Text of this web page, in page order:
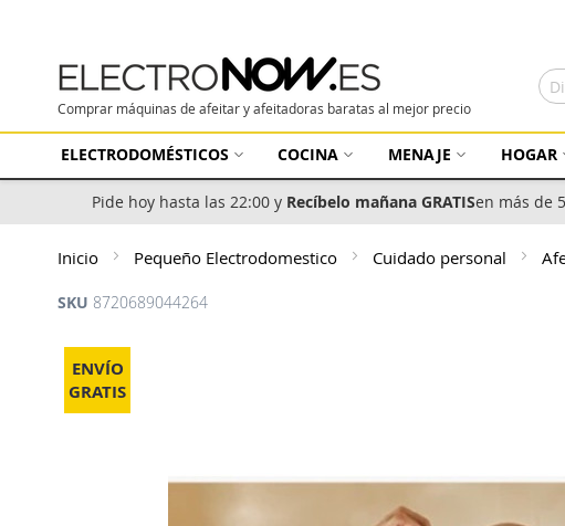
Comprar máquinas de afeitar y afeitadoras baratas al mejor precio
ELECTRODOMÉSTICOS COCINA MENAJE HOGAR
Pide hoy hasta las 22:00 y Recíbelo mañana GRATISen más de
Inicio Pequeño Electrodomestico Cuidado personal
ENVÍO
GRATIS
SKU 8720689044264
Saltar
final
de